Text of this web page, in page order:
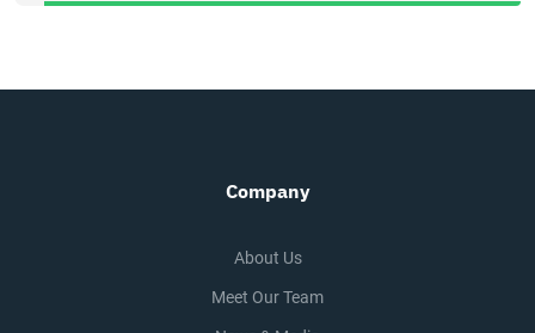
Company
About Us
Meet Our Team